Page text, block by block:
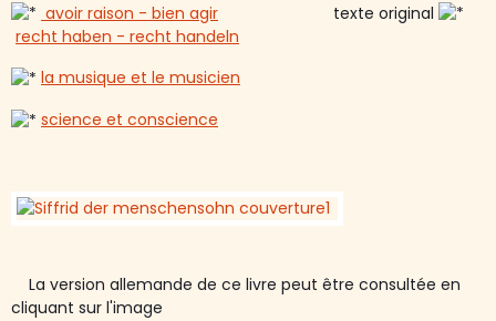
avoir raison - bien agir texte original
recht haben - recht handeln
la musique et le musicien
science et conscience
La version allemande de ce livre peut être consultée en
cliquant sur l'image